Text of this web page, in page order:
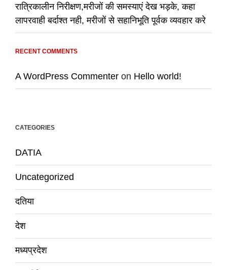
रात्रिकालीन निरीक्षण,मरीजों की समस्याएं देख भड़के, कहा
लापरवाही बर्दाश्त नही, मरीजों से सहानिभूति पूर्वक व्यवहार करे
RECENT COMMENTS
A WordPress Commenter on Hello world!
CATEGORIES
DATIA
Uncategorized
दतिया
देश
मध्यप्रदेश